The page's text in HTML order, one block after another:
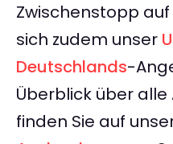
Zwischenstopp
sich zudem unser
Deutschlands-
Überblick über alle
finden Sie auf